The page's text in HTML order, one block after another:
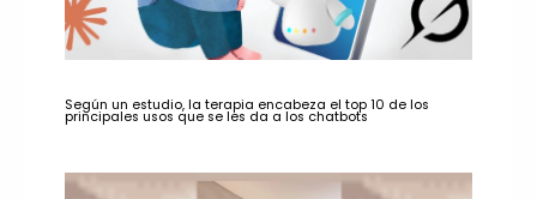
Según un estudio, la terapia encabeza el top 10 de los
principales usos que se les da a los chatbots